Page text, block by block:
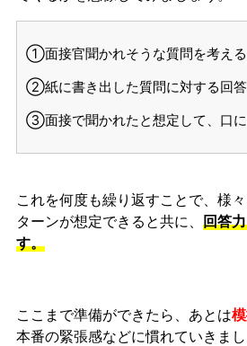
①面接官聞かれそうな質問を考える
②紙に書き出した質問に対する回答
③面接で聞かれたと想定して、口
これを何度も繰り返すことで、様
ターンが想定できると共に、 回答
す。
ここまで準備ができたら、あとは
本番の緊張感などに慣れていきまし